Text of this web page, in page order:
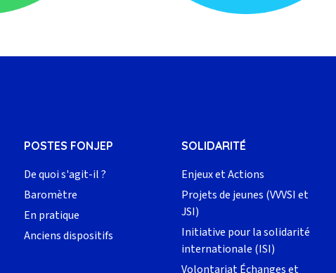
POSTES FONJEP
De quoi s'agit-il ?
Baromètre
En pratique
Anciens dispositifs
SOLIDARITÉ
Enjeux et Actions
Projets de jeunes (VVVSI et
JSI)
Initiative pour la solidarité
internationale (ISI)
Volontariat Échanges et